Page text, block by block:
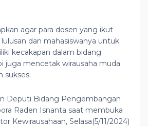
agar para dosen yang ikut
dan mahasiswanya untuk
kecakapan dalam bidang
juga mencetak wirausaha muda
sukses.
Deputi Bidang Pengembangan
Raden Isnanta saat membuka
Kewirausahaan, Selasa(5/11/2024)